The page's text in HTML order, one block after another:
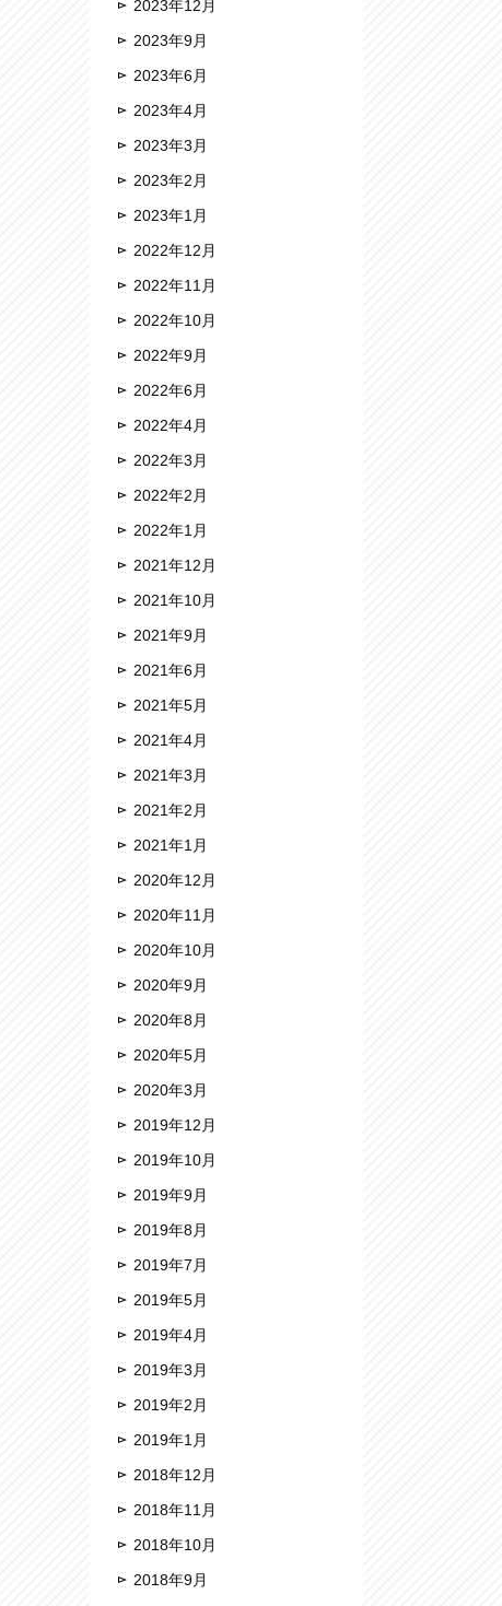
2023年12月
2023年9月
2023年6月
2023年4月
2023年3月
2023年2月
2023年1月
2022年12月
2022年11月
2022年10月
2022年9月
2022年6月
2022年4月
2022年3月
2022年2月
2022年1月
2021年12月
2021年10月
2021年9月
2021年6月
2021年5月
2021年4月
2021年3月
2021年2月
2021年1月
2020年12月
2020年11月
2020年10月
2020年9月
2020年8月
2020年5月
2020年3月
2019年12月
2019年10月
2019年9月
2019年8月
2019年7月
2019年5月
2019年4月
2019年3月
2019年2月
2019年1月
2018年12月
2018年11月
2018年10月
2018年9月